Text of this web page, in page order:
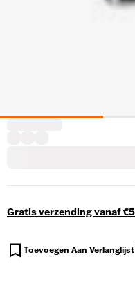
Gratis verzending vanaf
Toevoegen Aan Verlanglijst